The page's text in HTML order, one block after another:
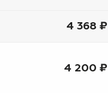
4 368 ₽
4 200 ₽